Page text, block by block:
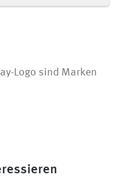
Logo sind Marken